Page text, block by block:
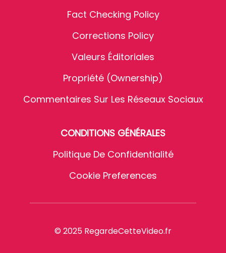
Fact Checking Policy
Corrections Policy
Valeurs Éditoriales
Propriété (Ownership)
Commentaires Sur Les Réseaux Sociaux
CONDITIONS GÉNÉRALES
Politique De Confidentialité
Cookie Preferences
© 2025 RegardeCetteVideo.fr